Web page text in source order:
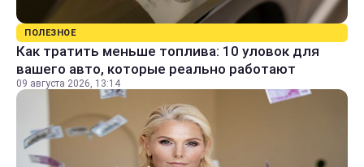
ПОЛЕЗНОЕ
Как тратить меньше топлива: 10 уловок для
вашего авто, которые реально работают
09 августа 2026, 13:14